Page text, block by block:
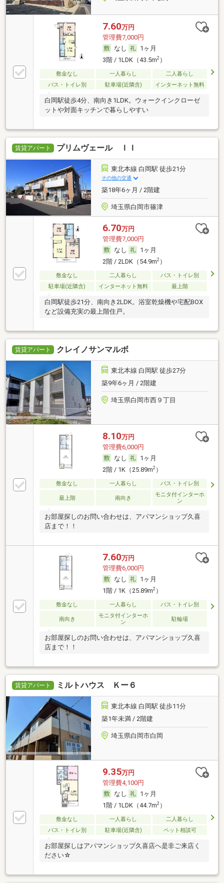
7.60万円
管理費7,000円
なし
1ヶ月
3階 / 1LDK（43.5m2）
敷金なし 一人暮らし
二人暮らし
バス・トイレ別
駐車場(近隣含) インターネット無料
白岡駅徒歩4分、南向き1LDK。ウォークインクローゼ
ットや対面キッチンで暮らしやすい
賃貸アパート プリムヴェール ＩＩ
東北本線 白岡駅 徒歩21分
その他の交通
築18年6ヶ月 / 2階建
埼玉県白岡市篠津
6.70万円
管理費7,000円
なし
1ヶ月
2階 / 2LDK（54.9m2）
敷金なし 二人暮らし
バス・トイレ別
駐車場(近隣含)
インターネット無料 最上階
白岡駅徒歩21分、南向き2LDK。浴室乾燥機や宅配BOX
など設備充実の最上階住戸。
賃貸アパート クレイノサンマルボ
東北本線 白岡駅 徒歩27分
築9年6ヶ月 / 2階建
埼玉県白岡市西９丁目
8.10万円
管理費6,000円
なし
1ヶ月
2階 / 1K（25.89m2）
敷金なし 一人暮らし バス・トイレ別
最上階 南向き
モニタ付インターホ
ン
お部屋探しのお問い合わせは、アパマンショップ久喜
店まで！！
7.60万円
管理費6,000円
なし
1ヶ月
1階 / 1K（25.89m2）
敷金なし 一人暮らし バス・トイレ別
南向き
モニタ付インターホ
ン
駐輪場
お部屋探しのお問い合わせは、アパマンショップ久喜
店まで！！
賃貸アパート ミルトハウス Ｋー６
東北本線 白岡駅 徒歩11分
築1年未満 / 2階建
埼玉県白岡市白岡
9.35万円
管理費4,100円
なし
1ヶ月
1階 / 1LDK（44.7m2）
敷金なし 一人暮らし
二人暮らし
バス・トイレ別
駐車場(近隣含) ペット相談可
お部屋探しはアパマンショップ久喜店へ是非ご来店く
ださい☆